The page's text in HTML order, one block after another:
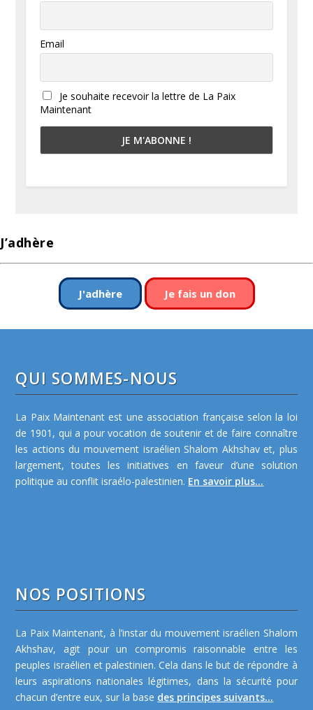
Email
Je souhaite recevoir la lettre de La Paix
Maintenant
J’adhère
J'adhère Je fais un don
QUI SOMMES-NOUS
La Paix Maintenant est une association française selon la loi
de 1901, qui a pour vocation de soutenir et de faire connaître
les actions du mouvement israélien Shalom Akhshav et, plus
largement, toutes les initiatives en faveur d’une solution
politique au conflit israélo-palestinien. En savoir plus...
NOS POSITIONS
La Paix Maintenant, à l’instar du mouvement israélien Shalom
Akhshav, agit pour un compromis raisonnable entre les
peuples israélien et palestinien. Cela dans le but de répondre à
leurs aspirations nationales légitimes, dans la sécurité pour
chacun d’entre eux, sur la base des principes suivants...